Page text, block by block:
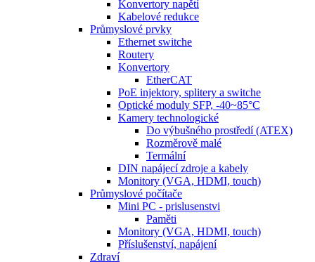
Konvertory napětí
Kabelové redukce
Průmyslové prvky
Ethernet switche
Routery
Konvertory
EtherCAT
PoE injektory, splitery a switche
Optické moduly SFP, -40~85°C
Kamery technologické
Do výbušného prostředí (ATEX)
Rozměrově malé
Termální
DIN napájecí zdroje a kabely
Monitory (VGA, HDMI, touch)
Průmyslové počítače
Mini PC - prislusenstvi
Paměti
Monitory (VGA, HDMI, touch)
Příslušenství, napájení
Zdraví